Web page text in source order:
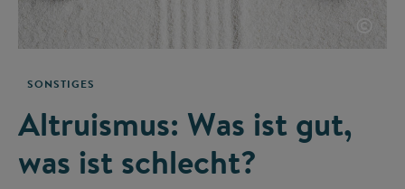
©
SONSTIGES
Altruismus: Was ist gut,
was ist schlecht?